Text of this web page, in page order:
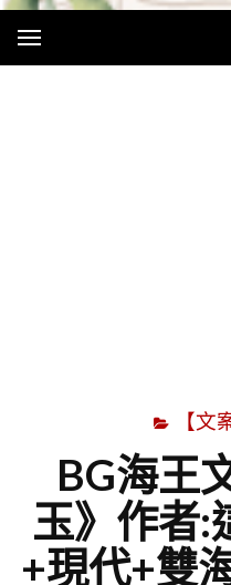
【文
BG海王
玉》作者:
+現代+雙